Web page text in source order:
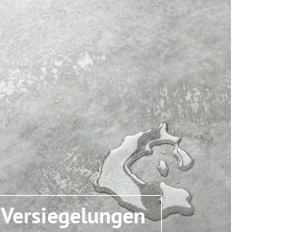
Versiegelungen